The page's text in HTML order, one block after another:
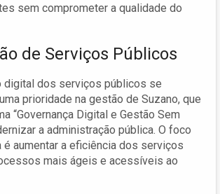
sem comprometer a qualidade do
de Serviços Públicos
digital dos serviços públicos se
prioridade na gestão de Suzano, que
“Governança Digital e Gestão Sem
a administração pública. O foco
aumentar a eficiência dos serviços
mais ágeis e acessíveis ao